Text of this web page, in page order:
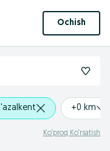
Ochish
+0 km
Ko‘proq Ko‘rsatish